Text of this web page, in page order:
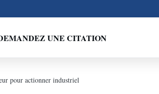
UNE CITATION
pour actionner industriel